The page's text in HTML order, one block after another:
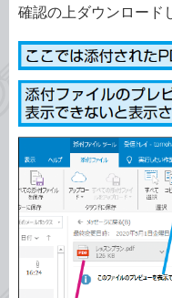
確認の上ダウンロード